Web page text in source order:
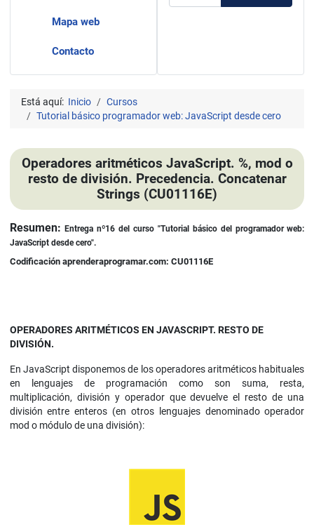
Mapa web
Contacto
Está aquí: Inicio
Cursos
Tutorial básico programador web: JavaScript desde cero
Operadores aritméticos JavaScript. %, mod o
resto de división. Precedencia. Concatenar
Strings (CU01116E)
Detalles
Resumen:Entrega nº16 del curso "Tutorial básico del programador web:
JavaScript desde cero".
Codificación aprenderaprogramar.com: CU01116E
OPERADORES ARITMÉTICOS EN JAVASCRIPT. RESTO DE
DIVISIÓN.
En JavaScript disponemos de los operadores aritméticos habituales
en lenguajes de programación como son suma, resta,
multiplicación, división y operador que devuelve el resto de una
división entre enteros (en otros lenguajes denominado operador
mod o módulo de una división):